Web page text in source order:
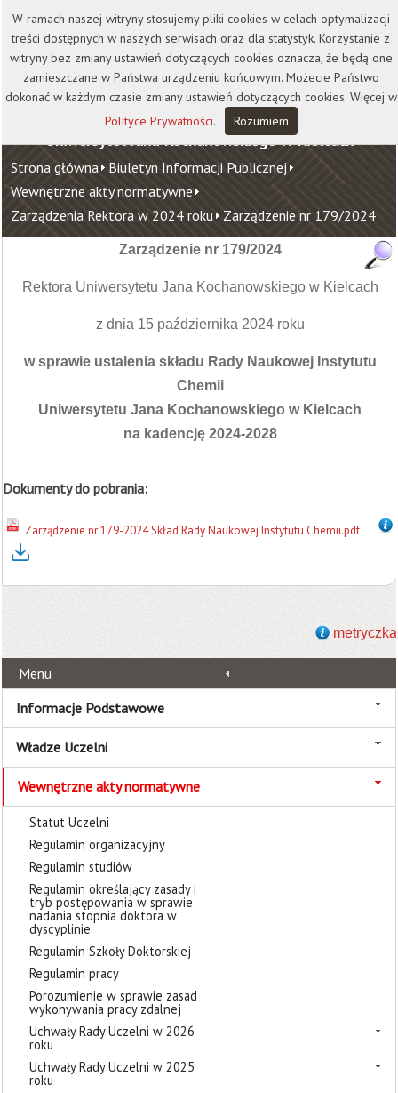
Kontakt Biblioteka
Wydawnictwo
Wirtualna Uczelnia
Uniwersytet Jana Kochanowskiego w Kielcach
Strona główna Biuletyn Informacji Publicznej
Wewnętrzne akty normatywne
Zarządzenia Rektora w 2024 roku Zarządzenie nr 179/2024
Zarządzenie nr 179/2024
Rektora Uniwersytetu Jana Kochanowskiego w Kielcach
z dnia 15 października 2024 roku
w sprawie ustalenia składu Rady Naukowej Instytutu
Chemii
Uniwersytetu Jana Kochanowskiego w Kielcach
na kadencję 2024-2028
Dokumenty do pobrania:
Zarządzenie nr 179-2024 Skład Rady Naukowej Instytutu Chemii.pdf
metryczka
Menu
Informacje Podstawowe
Władze Uczelni
Wewnętrzne akty normatywne
Statut Uczelni
Regulamin organizacyjny
Regulamin studiów
Regulamin określający zasady i
tryb postępowania w sprawie
nadania stopnia doktora w
dyscyplinie
Regulamin Szkoły Doktorskiej
Regulamin pracy
Porozumienie w sprawie zasad
wykonywania pracy zdalnej
Uchwały Rady Uczelni w 2026
roku
Uchwały Rady Uczelni w 2025
roku
W ramach naszej witryny stosujemy pliki cookies w celach optymalizacji
treści dostępnych w naszych serwisach oraz dla statystyk. Korzystanie z
witryny bez zmiany ustawień dotyczących cookies oznacza, że będą one
zamieszczane w Państwa urządzeniu końcowym. Możecie Państwo
dokonać w każdym czasie zmiany ustawień dotyczących cookies. Więcej w
Polityce Prywatności. Rozumiem